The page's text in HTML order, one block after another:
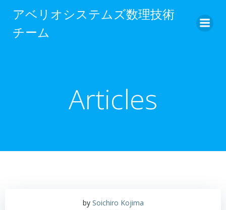
ン
ッ
アベリオシステムズ数理技術
チーム
Articles
by Soichiro Kojima